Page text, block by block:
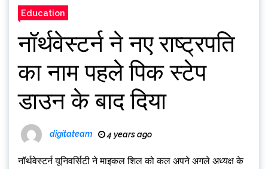
Education
नॉर्थवेस्टर्न ने नए राष्ट्रपति
का नाम पहले पिक स्टेप
डाउन के बाद दिया
digitateam 4 years ago
नॉर्थवेस्टर्न यूनिवर्सिटी ने माइकल शिल को कल अपने अगले अध्यक्ष के